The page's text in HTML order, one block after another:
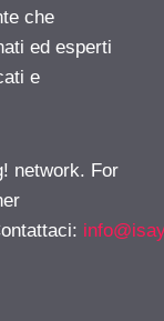
che
ed esperti
e
network. For
: